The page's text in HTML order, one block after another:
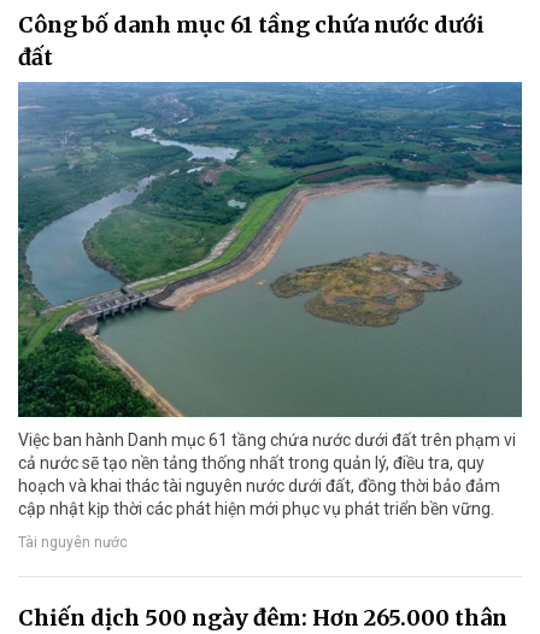
Công bố danh mục 61 tầng chứa nước dưới
đất
Việc ban hành Danh mục 61 tầng chứa nước dưới đất trên phạm vi
cả nước sẽ tạo nền tảng thống nhất trong quản lý, điều tra, quy
hoạch và khai thác tài nguyên nước dưới đất, đồng thời bảo đảm
cập nhật kịp thời các phát hiện mới phục vụ phát triển bền vững.
Tài nguyên nước
Chiến dịch 500 ngày đêm: Hơn 265.000 thân